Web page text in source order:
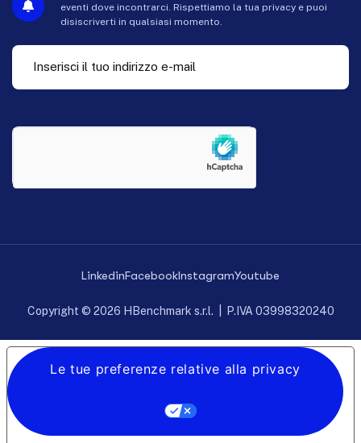
eventi dove incontrarci. Rispettiamo la tua privacy e puoi
disiscriverti in qualsiasi momento.
LinkedinFacebookInstagramYoutube
Copyright © 2026 HBenchmark s.r.l. | P.IVA 03998320240
Le tue preferenze relative alla privacy